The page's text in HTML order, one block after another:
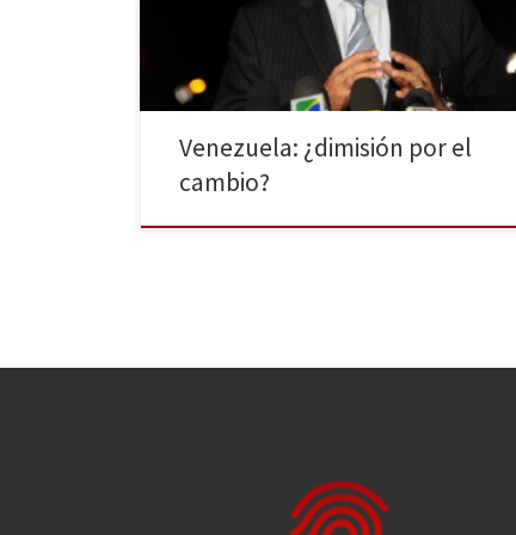
generada en la sociedad por el asesinato de la actriz
Mónica Spear, aunque finalmente no todos […]
Venezuela: ¿dimisión por el
cambio?